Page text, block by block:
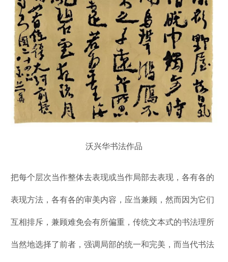
沃兴华书法作品
把每个层次当作整体去表现或当作局部去表现，各有各的
表现方法，各有各的审美内容，应当兼顾，然而因为它们
互相排斥，兼顾难免会有所偏重，传统文本式的书法理所
当然地选择了前者，强调局部的统一和完美，而当代书法